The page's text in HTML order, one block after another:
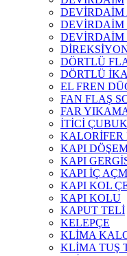
DEVİRDAİM
DEVİRDAİM
DÖRTLÜ
DÖRTLÜ
EL FREN
FAN FLAŞ
FAR
İTİCİ ÇUBUK
KALORİFER
KAPI
KAPI
KAPI İÇ
KAPI KOL
KAPI KOLU
KAPUT TELİ
KELEPÇE
KLİMA
KLİMA TUŞ